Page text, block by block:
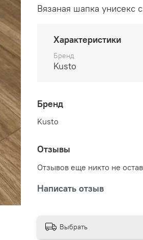
Вязаная шапка унисекс
Характеристики
Бренд
Kusto
Бренд
Kusto
Отзывы
Отзывов еще никто не
Написать отзыв
Выбрать